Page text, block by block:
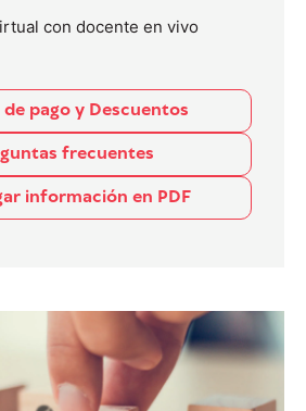
con docente en vivo
de pago y Descuentos
frecuentes
información en PDF